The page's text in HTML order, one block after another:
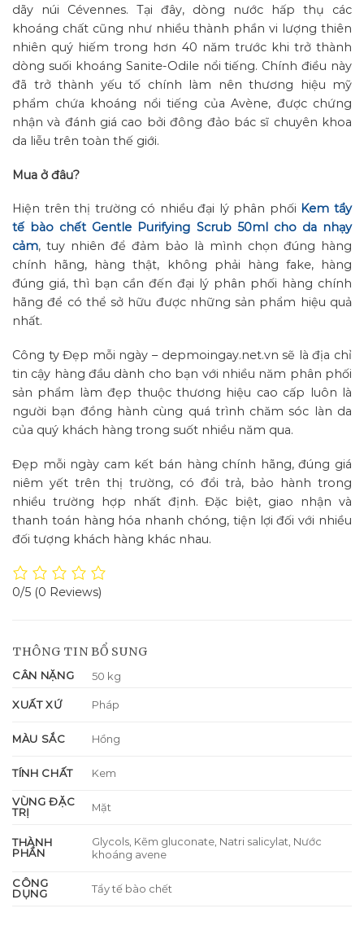
dãy núi Cévennes. Tại đây, dòng nước hấp thụ các
khoáng chất cũng như nhiều thành phần vi lượng thiên
nhiên quý hiếm trong hơn 40 năm trước khi trở thành
dòng suối khoáng Sanite-Odile nổi tiếng. Chính điều này
đã trở thành yếu tố chính làm nên thương hiệu mỹ
phẩm chứa khoáng nổi tiếng của Avène, được chứng
nhận và đánh giá cao bởi đông đảo bác sĩ chuyên khoa
da liễu trên toàn thế giới.
Mua ở đâu?
Hiện trên thị trường có nhiều đại lý phân phối Kem tẩy
tế bào chết Gentle Purifying Scrub 50ml cho da nhạy
cảm, tuy nhiên để đảm bảo là mình chọn đúng hàng
chính hãng, hàng thật, không phải hàng fake, hàng
đúng giá, thì bạn cần đến đại lý phân phối hàng chính
hãng để có thể sở hữu được những sản phẩm hiệu quả
nhất.
Công ty Đẹp mỗi ngày – depmoingay.net.vn sẽ là địa chỉ
tin cậy hàng đầu dành cho bạn với nhiều năm phân phối
sản phẩm làm đẹp thuộc thương hiệu cao cấp luôn là
người bạn đồng hành cùng quá trình chăm sóc làn da
của quý khách hàng trong suốt nhiều năm qua.
Đẹp mỗi ngày cam kết bán hàng chính hãng, đúng giá
niêm yết trên thị trường, có đổi trả, bảo hành trong
nhiều trường hợp nhất định. Đặc biệt, giao nhận và
thanh toán hàng hóa nhanh chóng, tiện lợi đối với nhiều
đối tượng khách hàng khác nhau.
0/5 (0 Reviews)
THÔNG TIN BỔ SUNG
CÂN NẶNG 50 kg
XUẤT XỨ Pháp
MÀU SẮC Hồng
TÍNH CHẤT Kem
VÙNG ĐẶC
TRỊ
Mặt
THÀNH
PHẦN
Glycols, Kẽm gluconate, Natri salicylat, Nước
khoáng avene
CÔNG
DỤNG
Tẩy tế bào chết